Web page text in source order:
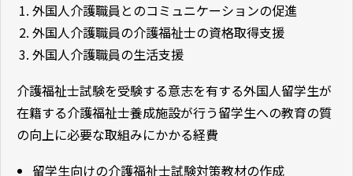
外国人介護職員とのコミュニケーションの促進
外国人介護職員の介護福祉士の資格取得支援
外国人介護職員の生活支援
介護福祉士試験を受験する意志を有する外国人留学生が
在籍する介護福祉士養成施設が行う留学生への教育の質
の向上に必要な取組みにかかる経費
留学生向けの介護福祉士試験対策教材の作成